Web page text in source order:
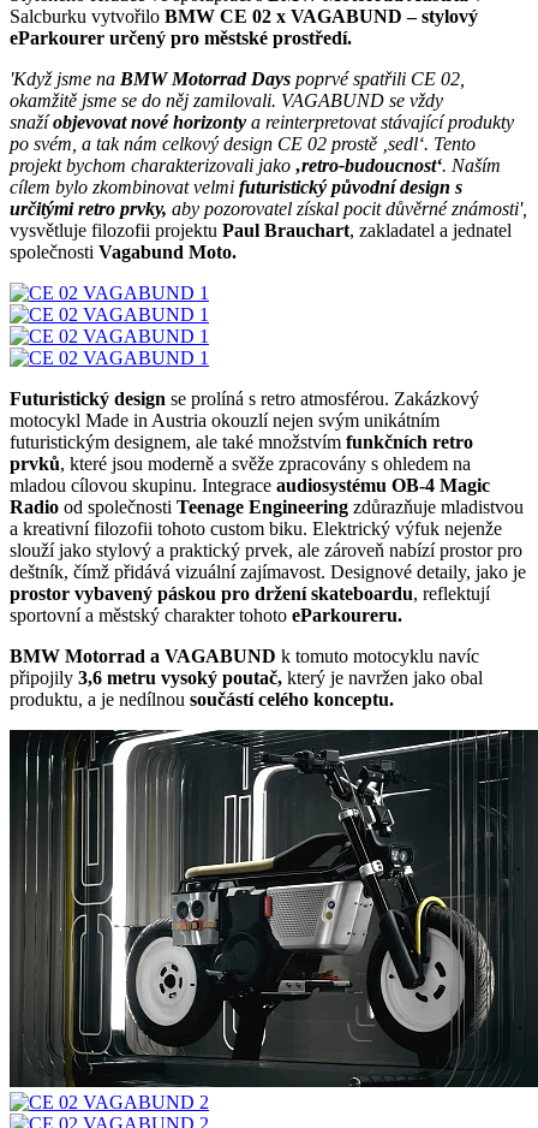
Salcburku vytvořilo BMW CE 02 x VAGABUND – stylový
eParkourer určený pro městské prostředí.
'Když jsme na BMW Motorrad Days poprvé spatřili CE 02,
okamžitě jsme se do něj zamilovali. VAGABUND se vždy
snažíobjevovatnové horizonty a reinterpretovat stávající produkty
po svém, a tak nám celkový design CE 02 prostě ‚sedl‘. Tento
projekt bychom charakterizovali jako ‚retro-budoucnost‘. Naším
cílem bylo zkombinovat velmi futuristický původní design s
určitými retro prvky, aby pozorovatel získal pocit důvěrné známosti',
vysvětluje filozofii projektu Paul Brauchart, zakladatel a jednatel
společnosti Vagabund Moto.
Futuristický design se prolíná s retro atmosférou. Zakázkový
motocykl Made in Austria okouzlí nejen svým unikátním
futuristickým designem, ale také množstvím funkčních retro
prvků, které jsou moderně a svěže zpracovány s ohledem na
mladou cílovou skupinu. Integrace audiosystému OB-4 Magic
Radio od společnosti Teenage Engineering zdůrazňuje mladistvou
a kreativní filozofii tohoto custom biku. Elektrický výfuk nejenže
slouží jako stylový a praktický prvek, ale zároveň nabízí prostor pro
deštník, čímž přidává vizuální zajímavost. Designové detaily, jako je
prostor vybavený páskou pro držení skateboardu, reflektují
sportovní a městský charakter tohoto eParkoureru.
BMW Motorrad a VAGABUND k tomuto motocyklu navíc
připojily 3,6 metru vysoký poutač, který je navržen jako obal
produktu, a je nedílnou součástí celého konceptu.